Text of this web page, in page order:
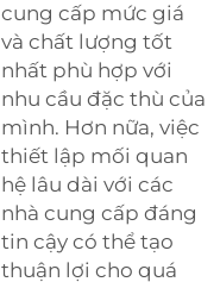
cung cấp mức giá
và chất lượng tốt
nhất phù hợp với
nhu cầu đặc thù của
mình. Hơn nữa, việc
thiết lập mối quan
hệ lâu dài với các
nhà cung cấp đáng
tin cậy có thể tạo
thuận lợi cho quá